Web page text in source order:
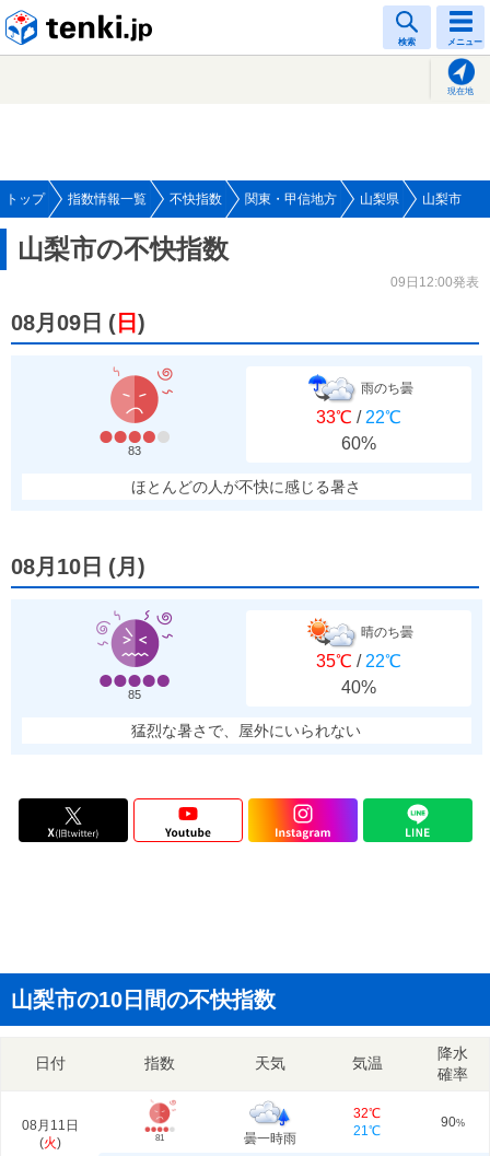
検索 メニュー
現在地
トップ 指数情報一覧 不快指数 関東・甲信地方 山梨県 山梨市
山梨市の不快指数
09日12:00発表
08月09日 ( 日 )
83
雨のち曇
33℃ / 22℃
60%
ほとんどの人が不快に感じる暑さ
08月10日 (月 )
85
晴のち曇
35℃ / 22℃
40%
猛烈な暑さで、屋外にいられない
山梨市の10日間の不快指数
日付 指数 天気 気温
降水
確率
08月11日
(火) 81 曇一時雨
32℃
21℃
90%